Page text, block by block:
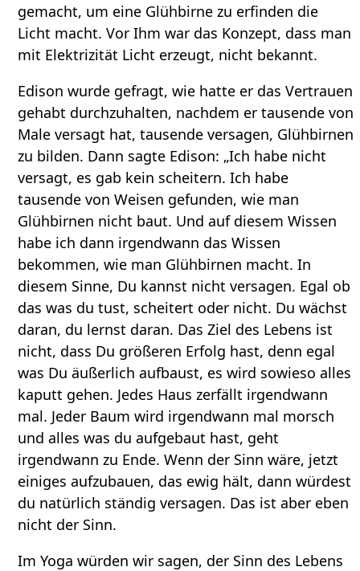
gemacht, um eine Glühbirne zu erfinden die
Licht macht. Vor Ihm war das Konzept, dass man
mit Elektrizität Licht erzeugt, nicht bekannt.
Edison wurde gefragt, wie hatte er das Vertrauen
gehabt durchzuhalten, nachdem er tausende von
Male versagt hat, tausende versagen, Glühbirnen
zu bilden. Dann sagte Edison: „Ich habe nicht
versagt, es gab kein scheitern. Ich habe
tausende von Weisen gefunden, wie man
Glühbirnen nicht baut. Und auf diesem Wissen
habe ich dann irgendwann das Wissen
bekommen, wie man Glühbirnen macht. In
diesem Sinne, Du kannst nicht versagen. Egal ob
das was du tust, scheitert oder nicht. Du wächst
daran, du lernst daran. Das Ziel des Lebens ist
nicht, dass Du größeren Erfolg hast, denn egal
was Du äußerlich aufbaust, es wird sowieso alles
kaputt gehen. Jedes Haus zerfällt irgendwann
mal. Jeder Baum wird irgendwann mal morsch
und alles was du aufgebaut hast, geht
irgendwann zu Ende. Wenn der Sinn wäre, jetzt
einiges aufzubauen, das ewig hält, dann würdest
du natürlich ständig versagen. Das ist aber eben
nicht der Sinn.
Im Yoga würden wir sagen, der Sinn des Lebens